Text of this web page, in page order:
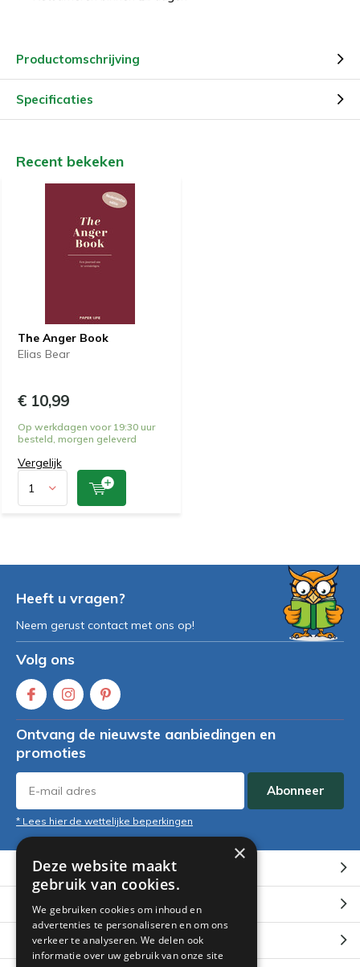
Productomschrijving
Specificaties
Recent bekeken
The Anger Book
Elias Bear
€ 10,99
Op werkdagen voor 19:30 uur
besteld, morgen geleverd
Vergelijk
Heeft u vragen?
Neem gerust contact met ons op!
Volg ons
Ontvang de nieuwste aanbiedingen en
promoties
Abonneer
* Lees hier de wettelijke beperkingen
Klantenservice
Mijn account
Categorieën
×
Deze website maakt
gebruik van cookies.
We gebruiken cookies om inhoud en
advertenties te personaliseren en om ons
verkeer te analyseren. We delen ook
informatie over uw gebruik van onze site